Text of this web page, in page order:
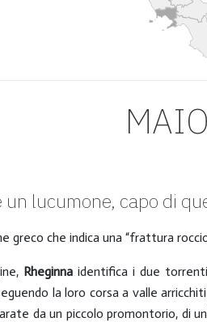
un lucumone, capo di
che indica una “frattura
Rheginnaidentifica i due
la loro corsa a valle
da un piccolo promontorio, di